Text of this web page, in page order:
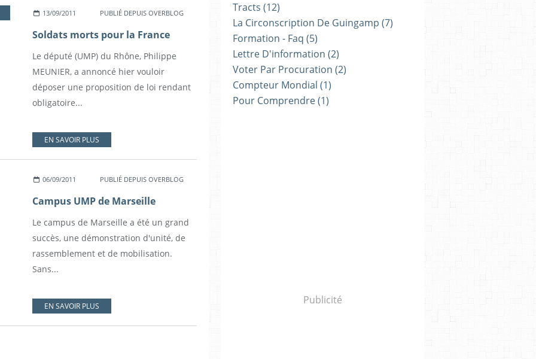
13/09/2011 PUBLIÉ DEPUIS OVERBLOG
Soldats morts pour la France
Le député (UMP) du Rhône, Philippe
MEUNIER, a annoncé hier vouloir
déposer une proposition de loi rendant
obligatoire...
EN SAVOIR PLUS
06/09/2011 PUBLIÉ DEPUIS OVERBLOG
Campus UMP de Marseille
Le campus de Marseille a été un grand
succès, une démonstration d'unité, de
rassemblement et de mobilisation.
Sans...
EN SAVOIR PLUS Publicité
Tracts (12)
La Circonscription De Guingamp (7)
Formation - Faq (5)
Lettre D'information (2)
Voter Par Procuration (2)
Compteur Mondial (1)
Pour Comprendre(1)